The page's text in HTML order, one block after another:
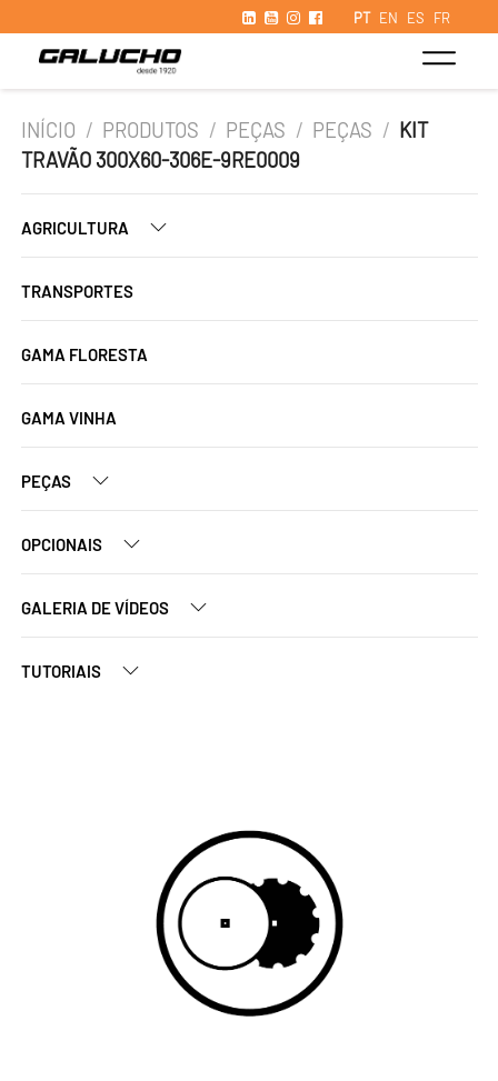
PT EN ES FR
INÍCIO / PRODUTOS / PEÇAS / PEÇAS / KIT
TRAVÃO 300X60-306E-9RE0009
AGRICULTURA
TRANSPORTES
GAMA FLORESTA
GAMA VINHA
PEÇAS
OPCIONAIS
GALERIA DE VÍDEOS
TUTORIAIS